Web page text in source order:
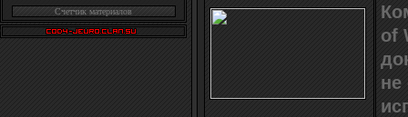
Счетчик материалов
of
не